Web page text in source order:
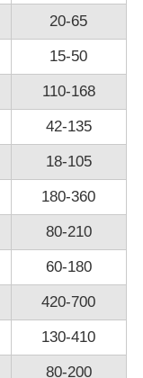
20-65
15-50
110-168
42-135
18-105
180-360
80-210
60-180
420-700
130-410
80-200